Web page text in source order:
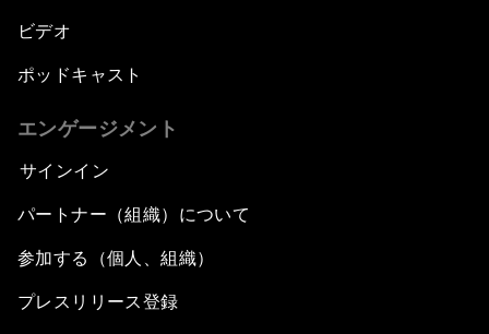
ビデオ
ポッドキャスト
エンゲージメント
サインイン
パートナー（組織）について
参加する（個人、組織）
プレスリリース登録